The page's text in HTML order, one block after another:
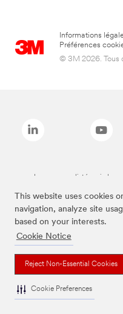
This website uses cookies
navigation, analyze site
based on your interests.
Cookie Notice
Reject Non-Essential Cookies
Cookie Preferences
Informations
Préférences
© 3M 2026. Tous
Les marques listées ci-